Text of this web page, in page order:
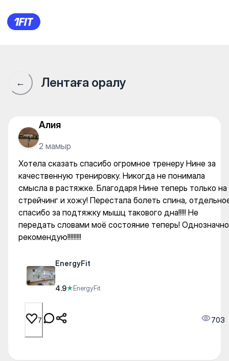
EnergyFit — Yoga
← Лентаға оралу
Алия
2 мамыр
Хотела сказать спасибо огромное тренеру Нине за
качественную тренировку. Никогда не понимала
смысла в растяжке. Благодаря Нине теперь только на
стрейчинг и хожу! Перестала болеть спина,
спасибо за подтяжку мышц такового дна!!!!! Не
передать словами моё состояние теперь! Однозначно
рекомендую!!!!!!!!!
EnergyFit
4.9★EnergyFit
7 703